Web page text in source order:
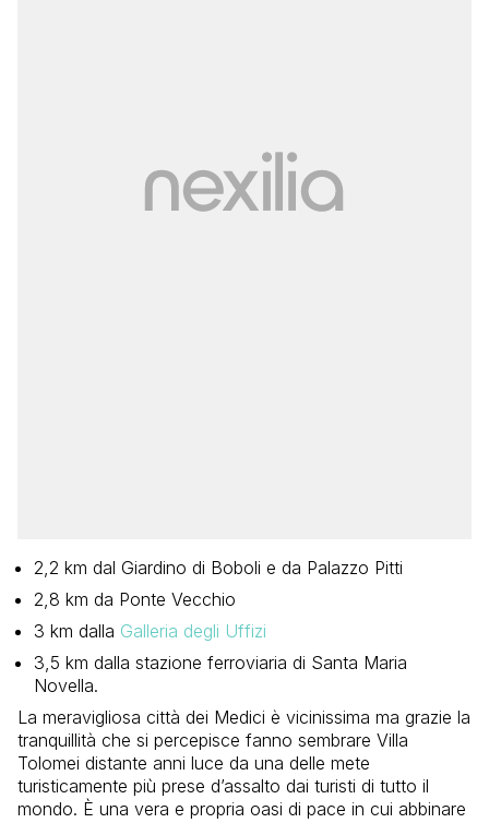
2,2 km dal Giardino di Boboli e da Palazzo Pitti
2,8 km da Ponte Vecchio
3 km dalla Galleria degli Uffizi
3,5 km dalla stazione ferroviaria di Santa Maria
Novella.
La meravigliosa città dei Medici è vicinissima ma grazie la
tranquillità che si percepisce fanno sembrare Villa
Tolomei distante anni luce da una delle mete
turisticamente più prese d’assalto dai turisti di tutto il
mondo. È una vera e propria oasi di pace in cui abbinare